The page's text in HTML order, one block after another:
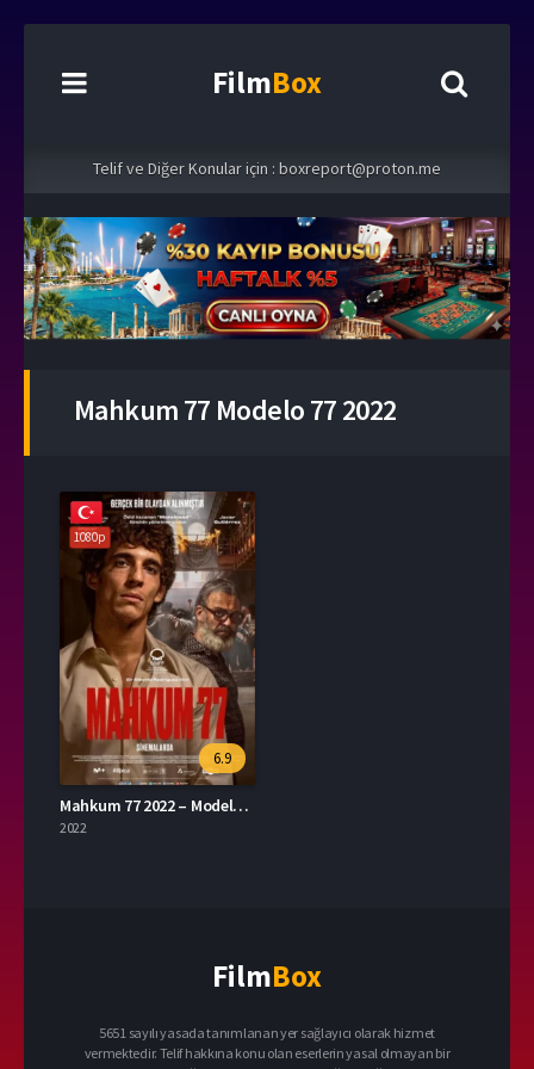
FilmBox
Telif ve Diğer Konular için : boxreport@proton.me
Mahkum 77 Modelo 77 2022
1080p
6.9
Mahkum 77 2022 – Modelo 77 1080p Turkce Dublaj izle
2022
FilmBox
5651 sayılı yasada tanımlanan yer sağlayıcı olarak hizmet
vermektedir. Telif hakkına konu olan eserlerin yasal olmayan bir